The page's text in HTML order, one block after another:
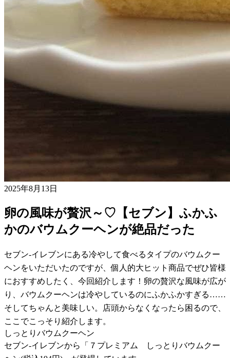
2025年8月13日
卵の風味が贅沢～♡【セブン】ふかふ
かのバウムクーヘンが絶品だった
セブン-イレブンにある冷やして食べるタイプのバウムクー
ヘンをいただいたのですが、個人的大ヒット商品でぜひ皆様
におすすめしたく、今回紹介します！卵の贅沢な風味が広が
り、バウムクーヘンは冷やしているのにふかふかすぎる……
そしてちゃんと美味しい。店頭からなくなったら困るので、
ここでこっそり紹介します。
しっとりバウムクーヘン
セブン-イレブンから「７プレミアム しっとりバウムクー